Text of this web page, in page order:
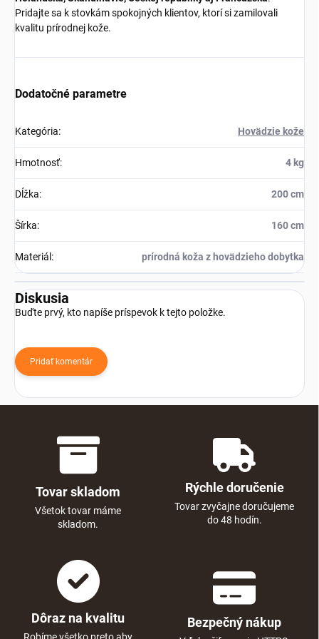
Pridajte sa k stovkám spokojných klientov, ktorí si zamilovali
kvalitu prírodnej kože.
Dodatočné parametre
Kategória: Hovädzie kože
Hmotnosť: 4 kg
Dĺžka: 200 cm
Šírka: 160 cm
Materiál : prírodná koža z hovädzieho dobytka
Diskusia
Buďte prvý, kto napíše príspevok k tejto položke.
Pridať komentár
Tovar skladom
Všetok tovar máme
skladom.
Rýchle doručenie
Tovar zvyčajne doručujeme
do 48 hodín.
Dôraz na kvalitu Bezpečný nákup